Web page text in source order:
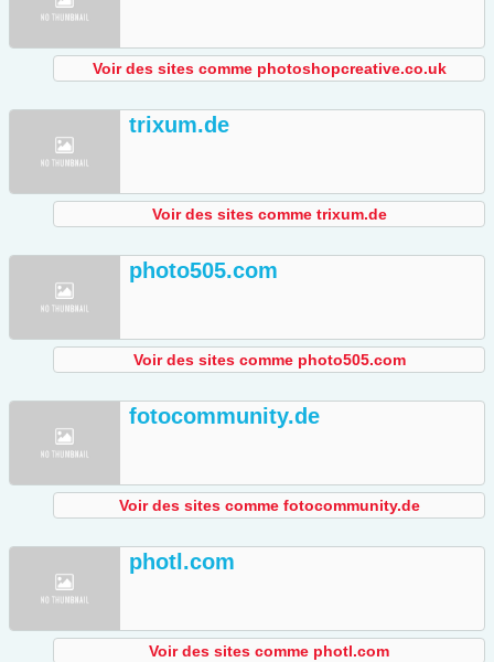
Voir des sites comme photoshopcreative.co.uk
trixum.de
Voir des sites comme trixum.de
photo505.com
Voir des sites comme photo505.com
fotocommunity.de
Voir des sites comme fotocommunity.de
photl.com
Voir des sites comme photl.com